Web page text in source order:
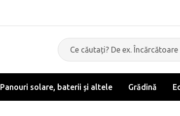
Panouri solare, baterii și altele Grădină